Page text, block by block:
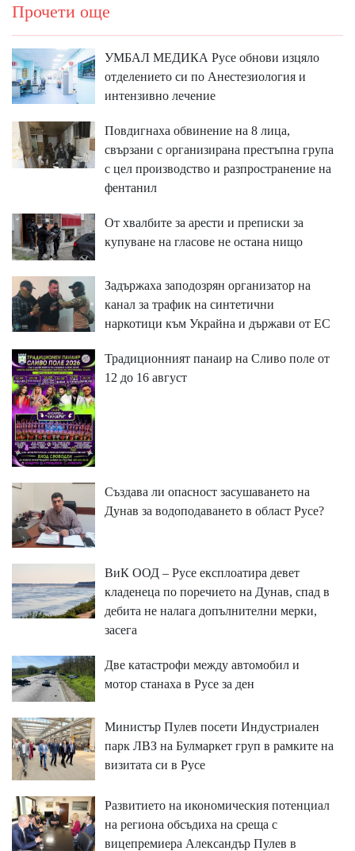
Прочети още
УМБАЛ МЕДИКА Русе обнови изцяло
отделението си по Анестезиология и
интензивно лечение
Повдигнаха обвинение на 8 лица,
свързани с организирана престъпна група
с цел производство и разпространение на
фентанил
От хвалбите за арести и преписки за
купуване на гласове не остана нищо
Задържаха заподозрян организатор на
канал за трафик на синтетични
наркотици към Украйна и държави от ЕС
Традиционният панаир на Сливо поле от
12 до 16 август
Създава ли опасност засушаването на
Дунав за водоподаването в област Русе?
ВиК ООД – Русе експлоатира девет
кладенеца по поречието на Дунав, спад в
дебита не налага допълнителни мерки,
засега
Две катастрофи между автомобил и
мотор станаха в Русе за ден
Министър Пулев посети Индустриален
парк ЛВЗ на Булмаркет груп в рамките на
визитата си в Русе
Развитието на икономическия потенциал
на региона обсъдиха на среща с
вицепремиера Александър Пулев в